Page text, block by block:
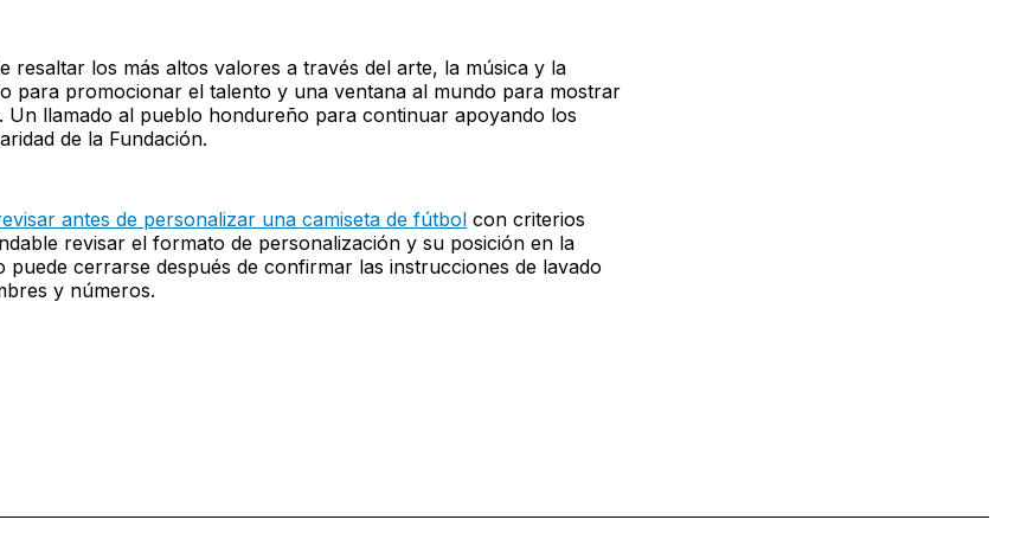
resaltar los más altos valores a través del arte, la música y la
para promocionar el talento y una ventana al mundo para mostrar
Un llamado al pueblo hondureño para continuar apoyando los
de la Fundación.
antes de personalizar una camiseta de fútbol con criterios
revisar el formato de personalización y su posición en la
puede cerrarse después de confirmar las instrucciones de lavado
y números.